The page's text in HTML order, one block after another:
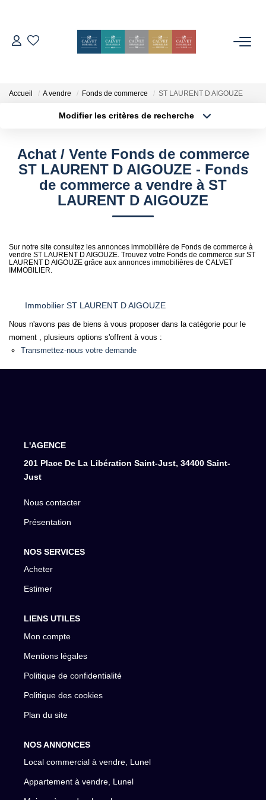
ESTIMER
Notre Équipe
Nos Partenaires
Nos Actes
CONTACT
Accueil A vendre Fonds de commerce ST LAURENT D AIGOUZE
Modifier les critères de recherche
Surface min Budget max
Plus de critères Créer une alerte
Achat / Vente Fonds de commerce
ST LAURENT D AIGOUZE - Fonds
de commerce a vendre à ST
LAURENT D AIGOUZE
Sur notre site consultez les annonces immobilière de Fonds de commerce à
vendre ST LAURENT D AIGOUZE. Trouvez votre Fonds de commerce sur ST
LAURENT D AIGOUZE grâce aux annonces immobilières de CALVET
IMMOBILIER.
Immobilier ST LAURENT D AIGOUZE
Nous n'avons pas de biens à vous proposer dans la catégorie pour le
moment , plusieurs options s'offrent à vous :
Transmettez-nous votre demande
L'AGENCE
201 Place De La Libération Saint-Just, 34400 Saint-
Just
Nous contacter
Présentation
NOS SERVICES
Acheter
Estimer
LIENS UTILES
Mon compte
Mentions légales
Politique de confidentialité
Politique des cookies
Plan du site
NOS ANNONCES
Local commercial à vendre, Lunel
Appartement à vendre, Lunel